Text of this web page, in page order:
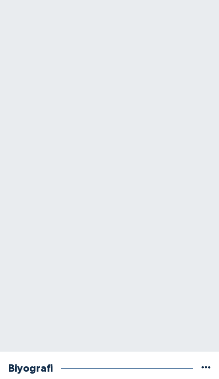
Biyografi